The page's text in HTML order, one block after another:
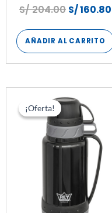
S/204.00 S/160.80
AÑADIR AL CARRITO
¡Oferta!
¡Oferta!
precio
original
era:
S/ 636.00.